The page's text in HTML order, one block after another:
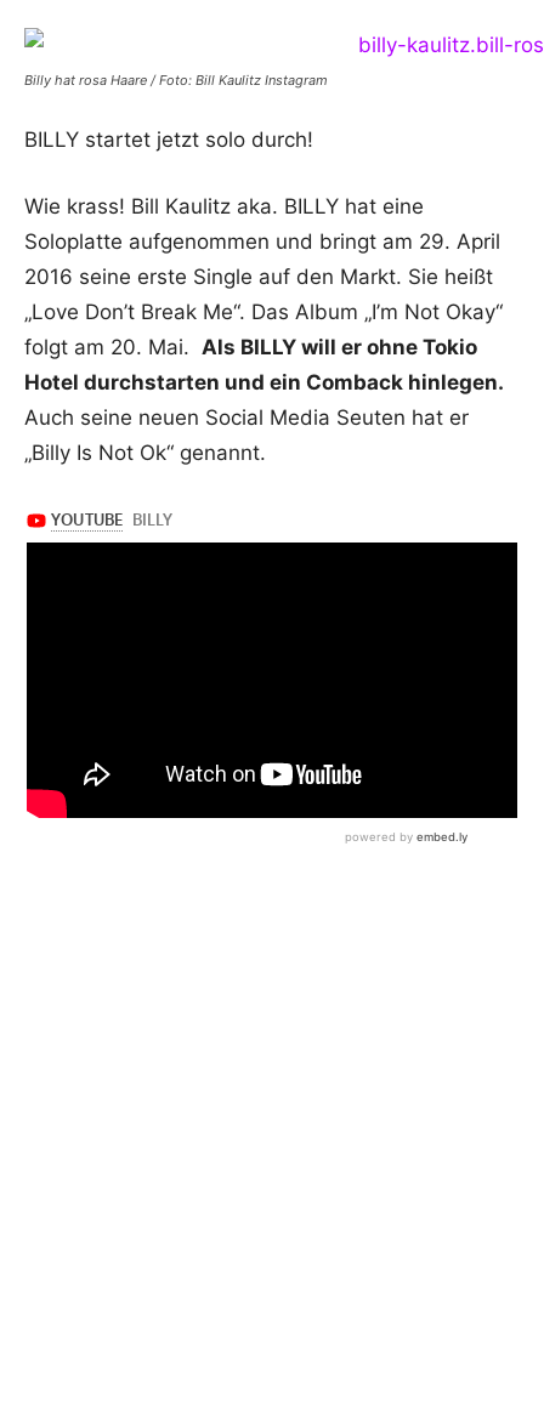
Billy hat rosa Haare / Foto: Bill Kaulitz Instagram
BILLY startet jetzt solo durch!
Wie krass! Bill Kaulitz aka. BILLY hat eine
Soloplatte aufgenommen und bringt am 29. April
2016 seine erste Single auf den Markt. Sie heißt
„Love Don’t Break Me“. Das Album „I’m Not Okay“
folgt am 20. Mai. Als BILLY will er ohne Tokio
Hotel durchstarten und ein Comback hinlegen.
Auch seine neuen Social Media Seuten hat er
„Billy Is Not Ok“ genannt.